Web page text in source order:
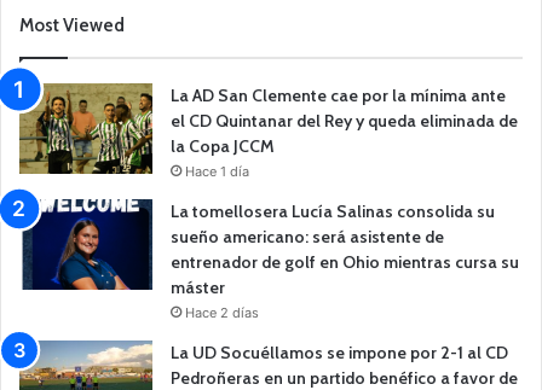
Most Viewed
La AD San Clemente cae por la mínima ante
el CD Quintanar del Rey y queda eliminada de
la Copa JCCM
Hace 1 día
La tomellosera Lucía Salinas consolida su
sueño americano: será asistente de
entrenador de golf en Ohio mientras cursa su
máster
Hace 2 días
La UD Socuéllamos se impone por 2-1 al CD
Pedroñeras en un partido benéfico a favor de